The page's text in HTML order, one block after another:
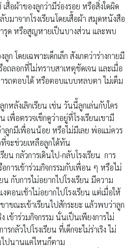
เสื้อผ้าของลูกว่ามีร่องรอย หรือสิ่งใดผิด
มาจากโรงเรียนโดยเสื้อผ้า สมุดหนังสือ
รุด หรือสูญหายเป็นบางส่วน และพบ
ก โดยเฉพาะเด็กเล็ก สังเกตว่าร่างกายมี
ถลอกที่ไม่ทราบสาเหตุชัดเจน และเมื่อ
รถตอบได้ หรือตอบแบบหลบตา ไม่เต็ม
หลังเลิกเรียน เช่น วันนี้ลูกเล่นกับใคร
เพื่อตรวจเช็กดูว่าอยู่ที่โรงเรียนเขามี
ลูกมีเพื่อนน้อย หรือไม่มีเลย พ่อแม่ควร
จะช่วยเหลือลูกได้ทัน
ยน กลัวการเดินไป-กลับโรงเรียน การ
การเข้าร่วมกิจกรรมกับเพื่อน ๆ หรือไม่
น กับการไม่อยากไปโรงเรียน มีความ
ตอนเช้าไม่อยากไปโรงเรียน แต่เมื่อให้
าขณะเข้าเรียนไปสักระยะ แล้วพบว่าลูก
เข้าร่วมกิจกรรม นั่นเป็นเพียงการไม่
รกลัวไปโรงเรียน ที่เด็กจะไม่ร่าเริง ไม่
ไปนานแค่ไหนก็ตาม